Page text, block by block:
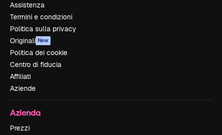
Assistenza
Termini e condizioni
Politica sulla privacy
Originali New
Politica dei cookie
Centro di fiducia
Affiliati
Aziende
Azienda
Prezzi